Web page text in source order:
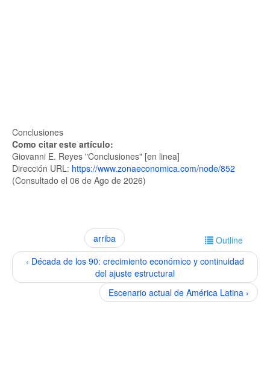
Conclusiones
Como citar este artículo:
Giovanni E. Reyes "Conclusiones" [en linea]
Dirección URL: https://www.zonaeconomica.com/node/852
(Consultado el 06 de Ago de 2026)
Outline
‹ Década de los 90: crecimiento económico y continuidad
del ajuste estructural
arriba
Escenario actual de América Latina ›